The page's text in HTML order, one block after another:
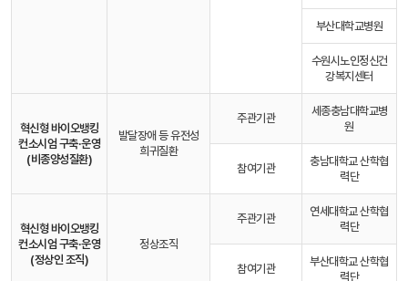
부산대학교병원
수원시노인정신건
강복지센터
혁신형 바이오뱅킹
컨소시엄 구축·운영
(비종양성질환)
발달장애 등 유전성
희귀질환
주관기관
세종충남대학교병
원
참여기관
충남대학교 산학협
력단
혁신형 바이오뱅킹
컨소시엄 구축·운영
(정상인 조직)
정상조직
주관기관
연세대학교 산학협
력단
참여기관
부산대학교 산학협
력단